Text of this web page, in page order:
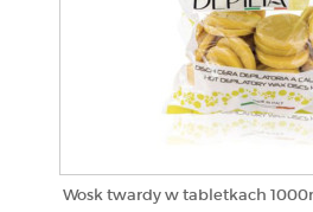
Wosk twardy w tabletkach